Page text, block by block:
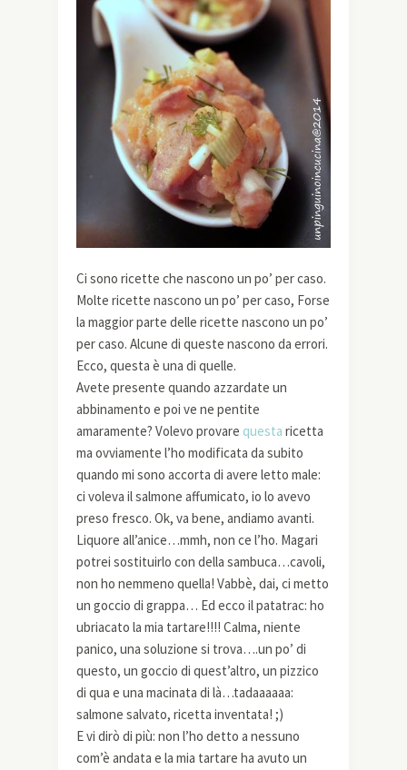
Ci sono ricette che nascono un po’ per caso.
Molte ricette nascono un po’ per caso, Forse
la maggior parte delle ricette nascono un po’
per caso. Alcune di queste nascono da errori.
Ecco, questa è una di quelle.
Avete presente quando azzardate un
abbinamento e poi ve ne pentite
amaramente? Volevo provare questa ricetta
ma ovviamente l’ho modificata da subito
quando mi sono accorta di avere letto male:
ci voleva il salmone affumicato, io lo avevo
preso fresco. Ok, va bene, andiamo avanti.
Liquore all’anice…mmh, non ce l’ho. Magari
potrei sostituirlo con della sambuca…cavoli,
non ho nemmeno quella! Vabbè, dai, ci metto
un goccio di grappa… Ed ecco il patatrac: ho
ubriacato la mia tartare!!!! Calma, niente
panico, una soluzione si trova….un po’ di
questo, un goccio di quest’altro, un pizzico
di qua e una macinata di là…tadaaaaaa:
salmone salvato, ricetta inventata! ;)
E vi dirò di più: non l’ho detto a nessuno
com’è andata e la mia tartare ha avuto un